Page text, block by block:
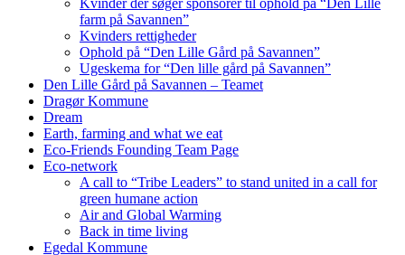
Kvinder der søger sponsorer til ophold på “Den Lille
farm på Savannen”
Kvinders rettigheder
Ophold på “Den Lille Gård på Savannen”
Ugeskema for “Den lille gård på Savannen”
Den Lille Gård på Savannen – Teamet
Dragør Kommune
Dream
Earth, farming and what we eat
Eco-Friends Founding Team Page
Eco-network
A call to “Tribe Leaders” to stand united in a call for
green humane action
Air and Global Warming
Back in time living
Egedal Kommune